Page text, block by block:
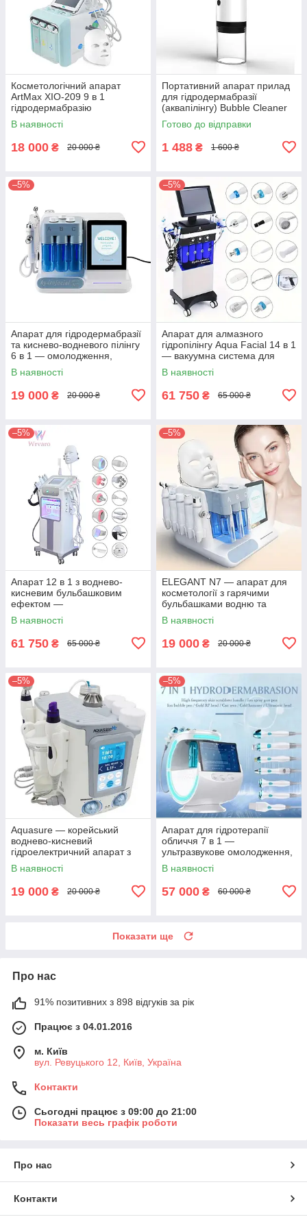
Косметологічний апарат
ArtMax XIO-209 9 в 1
гідродермабразію
карбокситерапія та
ультразвукове очищення
В наявності
18 000 ₴ 20 000 ₴
Портативний апарат прилад
для гідродермабразії
(аквапілінгу) Bubble Cleaner
Гідропілінгу
Готово до відправки
1 488 ₴ 1 600 ₴
–5%
Апарат для гідродермабразії
та киснево-водневого пілінгу
6 в 1 — омолодження,
ліфтинг, догляд та
зволоження шкіри обличчя
В наявності
19 000 ₴ 20 000 ₴
–5%
Апарат для алмазного
гідропілінгу Aqua Facial 14 в 1
— вакуумна система для
глибокого очищення та
омолодження шкіри обличчя
В наявності
61 750 ₴ 65 000 ₴
–5%
Апарат 12 в 1 з воднево-
кисневим бульбашковим
ефектом —
гідродермабразія, киснева
терапія, RF-ліфтинг та LED-
В наявності
61 750 ₴ 65 000 ₴
–5%
ELEGANT N7 — апарат для
косметології з гарячими
бульбашками водню та
кисню, професійний
іонізуючий пристрій для
В наявності
19 000 ₴ 20 000 ₴
–5%
Aquasure — корейський
воднево-кисневий
гідроелектричний апарат з
маленькими бульбашками
для глибокого очищення та
В наявності
19 000 ₴ 20 000 ₴
–5%
Апарат для гідротерапії
обличчя 7 в 1 —
ультразвукове омолодження,
дермабразія, киснева терапія
та глибоке очищення шкіри
В наявності
57 000 ₴ 60 000 ₴
Показати ще
Про нас
91% позитивних з 898 відгуків за рік
Працює з 04.01.2016
м. Київ
вул. Ревуцького 12, Київ, Україна
Контакти
Сьогодні працює з 09:00 до 21:00
Показати весь графік роботи
Про нас
Контакти